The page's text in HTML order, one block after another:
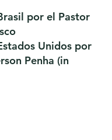
por el Pastor
Unidos por
Penha ​(in